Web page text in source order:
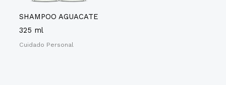
SHAMPOO AGUACATE
325 ml
Cuidado Personal